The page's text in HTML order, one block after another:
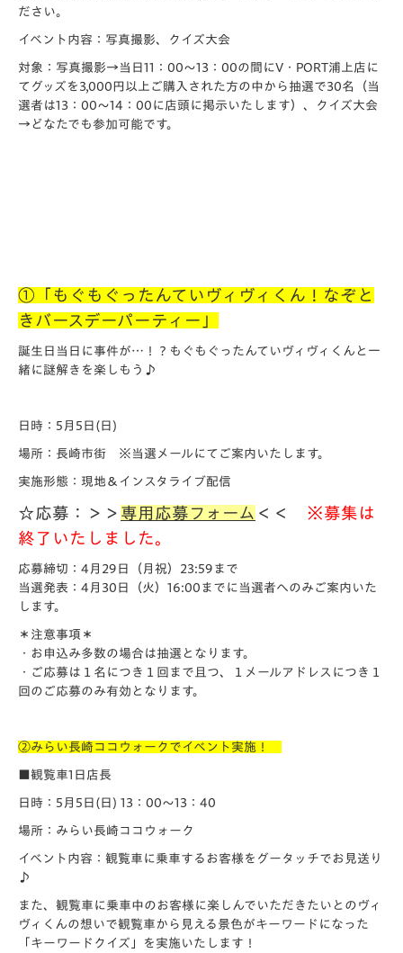
ださい。
イベント内容：写真撮影、クイズ大会
対象：写真撮影→当日11：00～13：00の間にV・PORT浦上店に
てグッズを3,000円以上ご購入された方の中から抽選で30名（当
選者は13：00～14：00に店頭に掲示いたします）、クイズ大会
→どなたでも参加可能です。
①「もぐもぐったんていヴィヴィくん！なぞと
きバースデーパーティー」
誕生日当日に事件が…！？もぐもぐったんていヴィヴィくんと一
緒に謎解きを楽しもう♪
日時：5月5日(日)
場所：長崎市街 ※当選メールにてご案内いたします。
実施形態：現地＆インスタライブ配信
☆応募：＞＞ 専用応募フォーム ＜＜
※募集は
終了いたしました。
応募締切：4月29日（月祝）23:59まで
当選発表：4月30日（火）16:00までに当選者へのみご案内いた
します。
＊注意事項＊
・お申込み多数の場合は抽選となります。
・ご応募は１名につき１回まで且つ、１メールアドレスにつき１
回のご応募のみ有効となります。
②みらい長崎ココウォークでイベント実施！
■観覧車1日店長
日時：5月5日(日) 13：00～13：40
場所：みらい長崎ココウォーク
イベント内容：観覧車に乗車するお客様をグータッチでお見送り
♪
また、観覧車に乗車中のお客様に楽しんでいただきたいとのヴィ
ヴィくんの想いで観覧車から見える景色がキーワードになった
「キーワードクイズ」を実施いたします！